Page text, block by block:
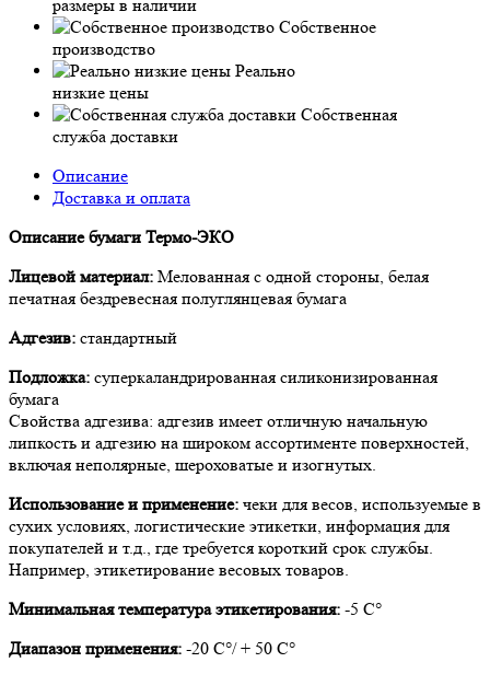
размеры в наличии
Собственное
производство
Реально
низкие цены
Собственная
служба доставки
Описание
Доставка и оплата
Описание бумаги Термо-ЭКО
Лицевой материал: Мелованная с одной стороны, белая
печатная бездревесная полуглянцевая бумага
Адгезив: стандартный
Подложка: суперкаландрированная силиконизированная
бумага
Свойства адгезива: адгезив имеет отличную начальную
липкость и адгезию на широком ассортименте поверхностей,
включая неполярные, шероховатые и изогнутых.
Использование и применение: чеки для весов, используемые в
сухих условиях, логистические этикетки, информация для
покупателей и т.д., где требуется короткий срок службы.
Например, этикетирование весовых товаров.
Минимальная температура этикетирования: -5 С°
Диапазон применения: -20 С°/ + 50 С°